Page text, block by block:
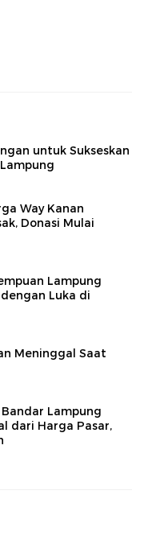
untuk Sukseskan
Way Kanan
Donasi Mulai
Lampung
Luka di
Meninggal Saat
Lampung
dari Harga Pasar,